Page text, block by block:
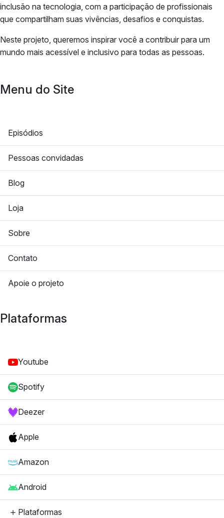
inclusão na tecnologia, com a participação de profissionais
que compartilham suas vivências, desafios e conquistas.
Neste projeto, queremos inspirar você a contribuir para um
mundo mais acessível e inclusivo para todas as pessoas.
Menu do Site
Episódios
Pessoas convidadas
Blog
Loja
Sobre
Contato
Apoie o projeto
Plataformas
Youtube
Spotify
Deezer
Apple
Amazon
Android
Plataformas